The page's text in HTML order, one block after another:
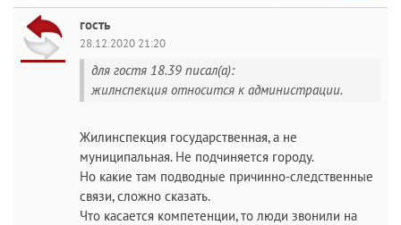
гость
28.12.2020 21:20
для гостя 18.39 писал(а):
жилнспекция относится к администрации.
Жилинспекция государственная, а не
муниципальная. Не подчиняется городу.
Но какие там подводные причинно-следственные
связи, сложно сказать.
Что касается компетенции, то люди звонили на